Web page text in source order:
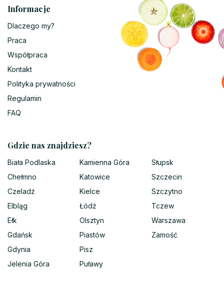
Informacje
Dlaczego my?
Praca
Współpraca
Kontakt
Polityka prywatności
Regulamin
FAQ
Gdzie nas znajdziesz?
Biała Podlaska
Chełmno
Czeladź
Elbląg
Ełk
Gdańsk
Gdynia
Jelenia Góra
Kamienna Góra
Katowice
Kielce
Łódź
Olsztyn
Piastów
Pisz
Puławy
Słupsk
Szczecin
Szczytno
Tczew
Warszawa
Zamość